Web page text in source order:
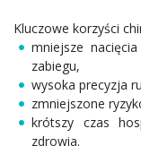
Kluczowe korzyści
mniejsze
zabiegu,
wysoka precyzja
zmniejszone
krótszy czas
zdrowia.